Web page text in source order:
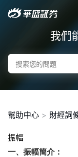
要聞
快訊
美股
港股
新股
我們
幫助中心 > 財經詞
振幅
一、振幅簡介：